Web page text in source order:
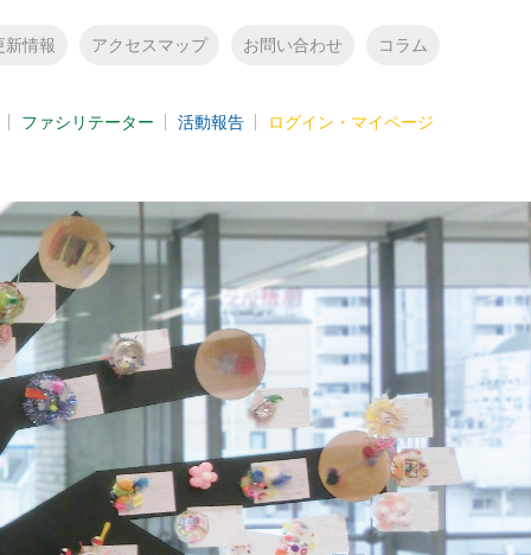
新情報 アクセスマップ お問い合わせ コラム
ファシリテーター 活動報告 ログイン・マイページ